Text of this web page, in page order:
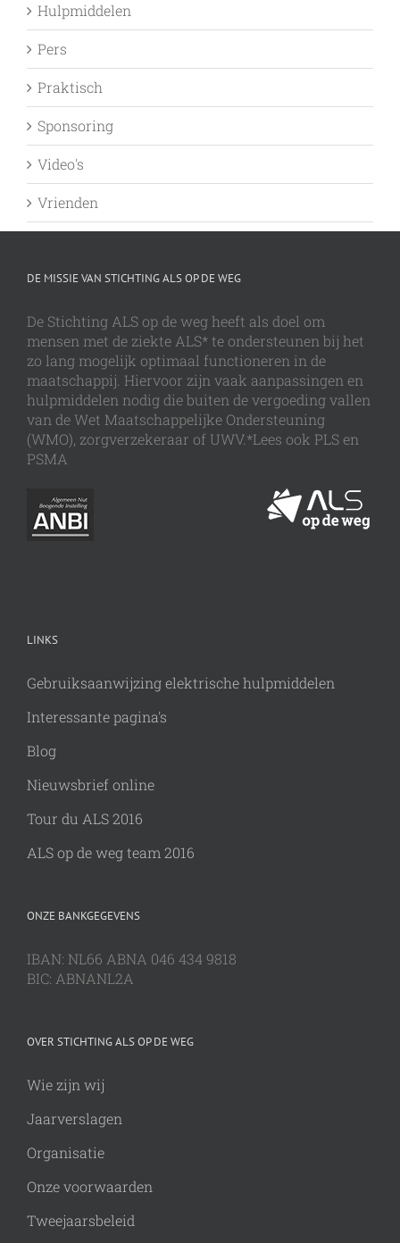
Hulpmiddelen
Pers
Praktisch
Sponsoring
Video's
Vrienden
DE MISSIE VAN STICHTING ALS OP DE WEG
De Stichting ALS op de weg heeft als doel om
mensen met de ziekte ALS* te ondersteunen bij het
zo lang mogelijk optimaal functioneren in de
maatschappij. Hiervoor zijn vaak aanpassingen en
hulpmiddelen nodig die buiten de vergoeding vallen
van de Wet Maatschappelijke Ondersteuning
(WMO), zorgverzekeraar of UWV.*Lees ook PLS en
PSMA
LINKS
Gebruiksaanwijzing elektrische hulpmiddelen
Interessante pagina's
Blog
Nieuwsbrief online
Tour du ALS 2016
ALS op de weg team 2016
ONZE BANKGEGEVENS
IBAN: NL66 ABNA 046 434 9818
BIC: ABNANL2A
OVER STICHTING ALS OP DE WEG
Wie zijn wij
Jaarverslagen
Organisatie
Onze voorwaarden
Tweejaarsbeleid